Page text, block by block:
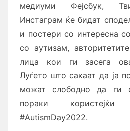
медиуми Фејсбук,
Инстаграм ќе бидат
и постери со интересна
со аутизам,
лица кои ги засега
Луѓето што сакаат да ја
можат слободно да ги
пораки
#AutismDay2022.